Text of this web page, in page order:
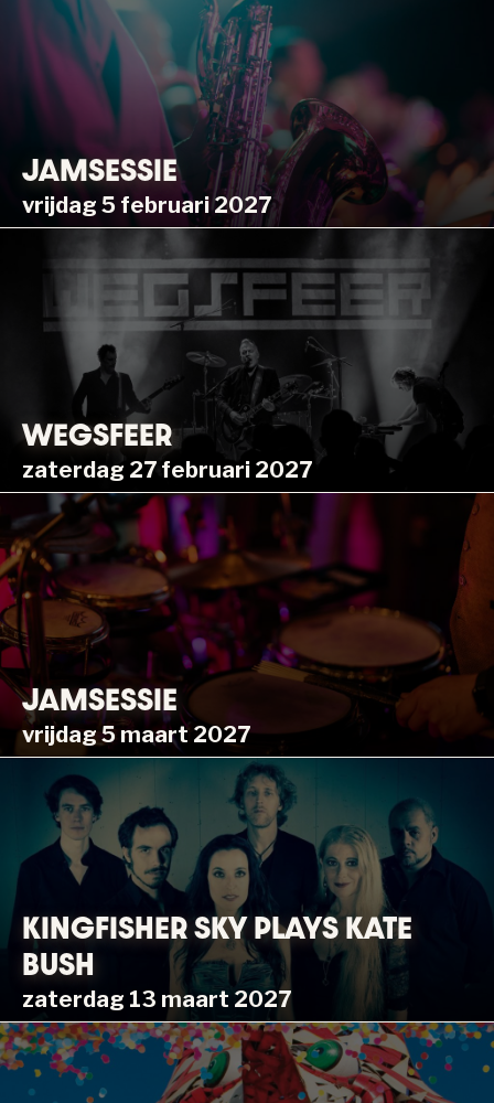
JAMSESSIE
vrijdag 5 februari 2027
WEGSFEER
zaterdag 27 februari 2027
JAMSESSIE
vrijdag 5 maart 2027
KINGFISHER SKY PLAYS KATE
BUSH
zaterdag 13 maart 2027